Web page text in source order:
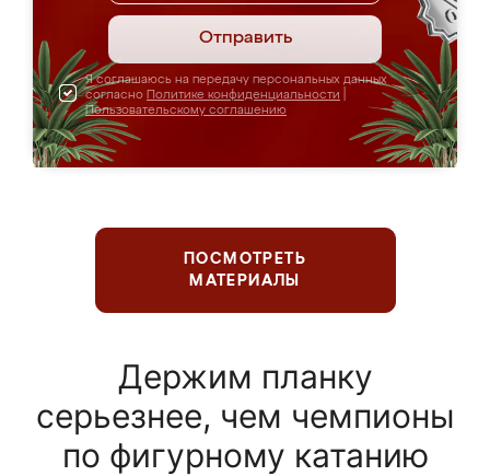
Отправить
Я соглашаюсь на передачу персональных данных
согласно Политике конфиденциальности
Пользовательскому соглашению
ПОСМОТРЕТЬ
МАТЕРИАЛЫ
Держим планку
серьезнее, чем чемпионы
по фигурному катанию